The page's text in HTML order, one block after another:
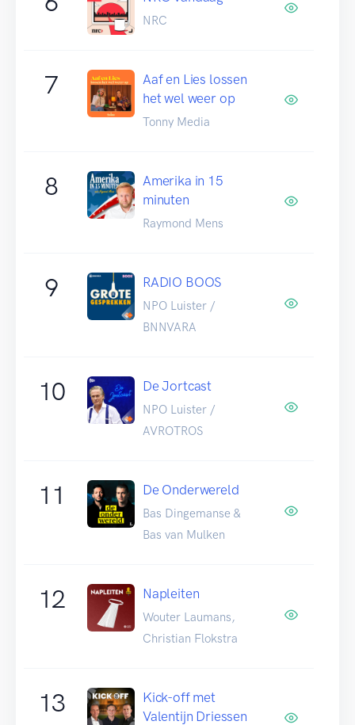
NRC
7
Aaf en Lies lossen
het wel weer op
Tonny Media
8
Amerika in 15
minuten
Raymond Mens
9 RADIO BOOS
NPO Luister /
BNNVARA
10 De Jortcast
NPO Luister /
AVROTROS
11 De Onderwereld
Bas Dingemanse &
Bas van Mulken
12 Napleiten
Wouter Laumans,
Christian Flokstra
13
Kick-off met
Valentijn Driessen